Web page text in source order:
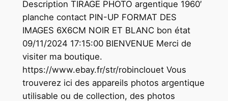
Description TIRAGE PHOTO argentique 1960′
planche contact PIN-UP FORMAT DES
IMAGES 6X6CM NOIR ET BLANC bon état
09/11/2024 17:15:00 BIENVENUE Merci de
visiter ma boutique.
https://www.ebay.fr/str/robinclouet Vous
trouverez ici des appareils photos argentique
utilisable ou de collection, des photos